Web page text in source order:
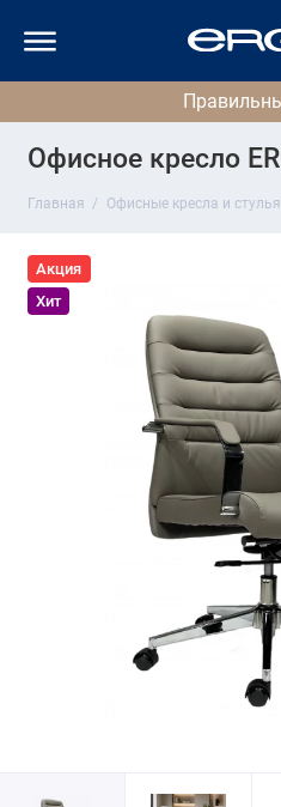
Офисное кресло
Главная Офисные кресла и стулья
Акция
Хит